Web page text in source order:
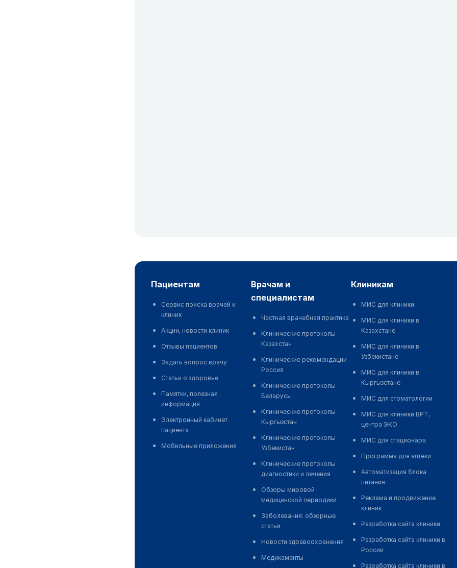
пациентам
Сервис поиска врачей и
клиник
Акции, новости клиник
Отзывы пациентов
Задать вопрос врачу
Статьи о здоровье
Памятки, полезная
информация
Электронный кабинет
пациента
Мобильные приложения
врачам и
специалистам
Частная врачебная практика
Клинические протоколы
Казахстан
Клинические рекомендации
Россия
Клинические протоколы
Беларусь
Клинические протоколы
Кыргызстан
Клинические протоколы
Узбекистан
Клинические протоколы
диагностики и лечения
Обзоры мировой
медицинской периодики
Заболевания: обзорные
статьи
Новости здравоохранения
Медикаменты
клиникам
МИС для клиники
МИС для клиники в
Казахстане
МИС для клиники в
Узбекистане
МИС для клиники в
Кыргызстане
МИС для стоматологии
МИС для клиники ВРТ,
центра ЭКО
МИС для стационара
Программа для аптеки
Автоматизация блока
питания
Реклама и продвижение
клиник
Разработка сайта клиники
Разработка сайта клиники в
России
Разработка сайта клиники в